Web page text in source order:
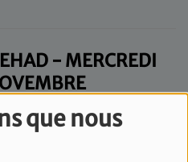
que nous
- MERCREDI